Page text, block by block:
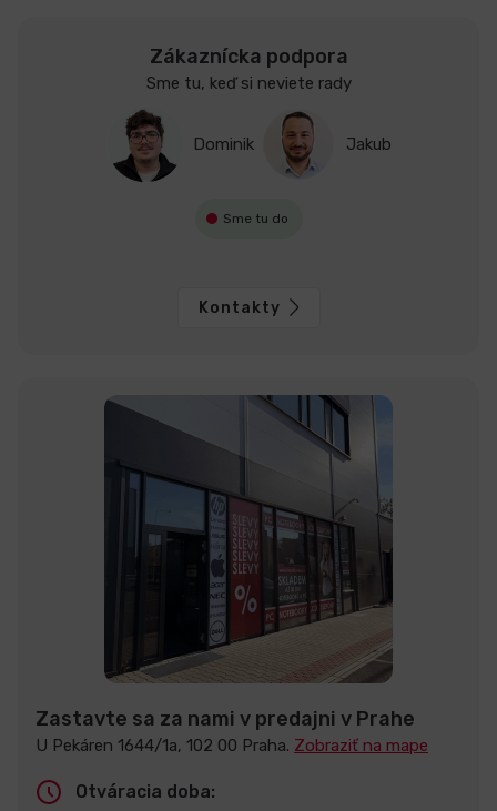
Zákaznícka podpora
Sme tu, keď si neviete rady
Dominik Jakub
Sme tu do
Kontakty
Zastavte sa za nami v predajni v Prahe
U Pekáren 1644/1a, 102 00 Praha. Zobraziť na mape
Otváracia doba: